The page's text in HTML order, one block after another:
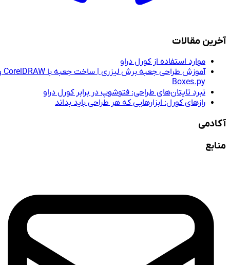
آخرین مقالات
موارد استفاده از کورل دراو
آموزش طراحی جعبه برش لیزری | ساخت جعبه با CorelDRAW و
Boxes.py
نبرد تایتان‌های طراحی: فتوشوپ در برابر کورل دراو
رازهای کورل: ابزارهایی که هر طراحی باید بداند
آکادمی
منابع